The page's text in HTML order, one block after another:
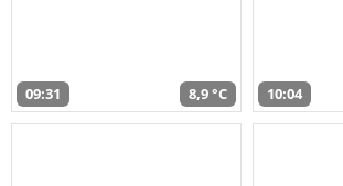
09:31 8,9 °C 10:04